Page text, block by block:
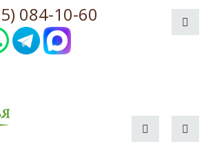
084-10-60